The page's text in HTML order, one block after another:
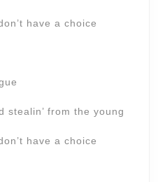
have a choice
stealin’ from the young
have a choice